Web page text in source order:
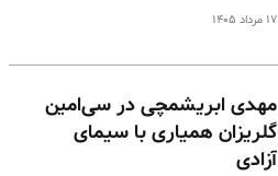
۱۷ مرداد ۱۴۰۵
مهدی ابریشمچی در سی‌امین
گلریزان همیاری با سیمای
آزادی